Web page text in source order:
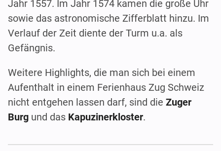
Jahr 1557. Im Jahr 1574 kamen die große Uhr
sowie das astronomische Zifferblatt hinzu. Im
Verlauf der Zeit diente der Turm u.a. als
Gefängnis.
Weitere Highlights, die man sich bei einem
Aufenthalt in einem Ferienhaus Zug Schweiz
nicht entgehen lassen darf, sind die Zuger
Burg und das Kapuzinerkloster.